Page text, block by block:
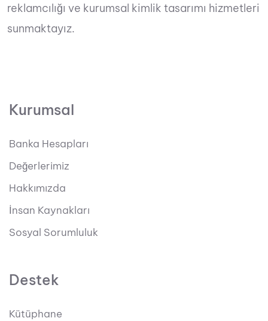
reklamcılığı ve kurumsal kimlik tasarımı hizmetleri
sunmaktayız.
Kurumsal
Banka Hesapları
Değerlerimiz
Hakkımızda
İnsan Kaynakları
Sosyal Sorumluluk
Destek
Kütüphane